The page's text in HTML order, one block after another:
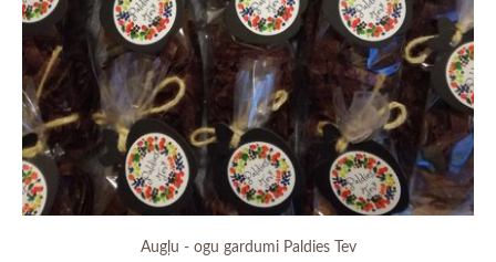
Augļu - ogu gardumi Paldies Tev